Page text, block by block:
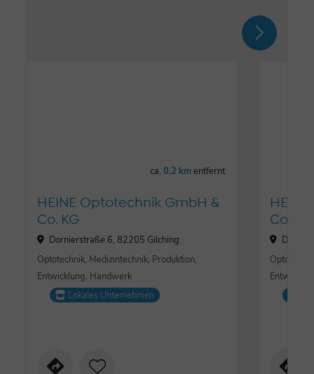
ca.0,2 kmentfernt
HEINE Optotechnik GmbH &
Co. KG
Dornierstraße 6, 82205 Gilching
Optotechnik, Medizintechnik, Produktion,
Entwicklung, Handwerk
Lokales Unternehmen
Co. KG